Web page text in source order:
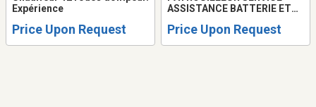
Expérience
Price Upon Request
ASSISTANCE BATTERIE ET
REMORQUEUSE/TOWING
Price Upon Request